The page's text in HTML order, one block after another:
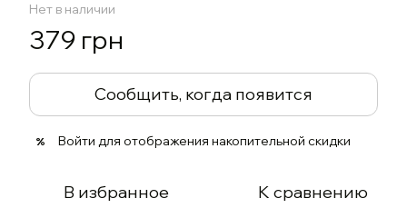
Нет в наличии
379 грн
Сообщить, когда появится
% Войти для отображения накопительной скидки
В избранное К сравнению